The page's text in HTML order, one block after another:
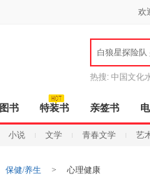
欢
白狼星探险队
热搜: 中国文化
图书 特装书 亲签书
小说 文学 青春文学 艺
保健/养生 > 心理健康